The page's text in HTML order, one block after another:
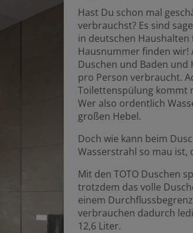
Hast Du schon mal
verbrauchst? Es sind
in deutschen
Hausnummer finden wir!
Duschen und Baden und
pro Person verbraucht.
Toilettenspülung kommt
Wer also ordentlich
großen Hebel.
Doch wie kann beim
Wasserstrahl so mau ist,
Mit den TOTO Duschen
trotzdem das volle
einem
verbrauchen dadurch
12,6 Liter.